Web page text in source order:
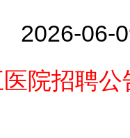
2026-06-
院招聘